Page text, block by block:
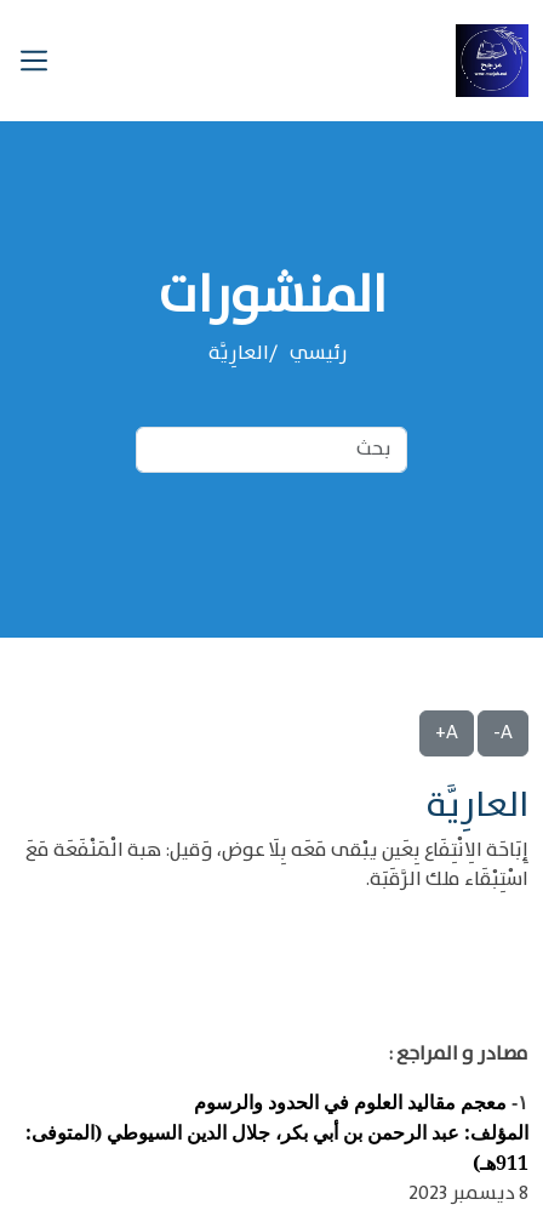
المنشورات
رئيسي العارِيَّة
A-
A+
العارِيَّة
إِبَاحَة الِانْتِفَاع بِعَين يبْقى مَعَه بِلَا عوض، وَقيل: هبة الْمَنْفَعَة مَعَ
اسْتِبْقَاء ملك الرَّقَبَة.
مصادر و المراجع :
١-
معجم مقاليد العلوم في الحدود والرسوم
المؤلف: عبد الرحمن بن أبي بكر، جلال الدين السيوطي (المتوفى:
911هـ)
8 ديسمبر 2023